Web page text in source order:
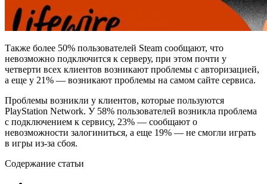
Также более 50% пользователей Steam сообщают, что
невозможно подключится к серверу, при этом почти у
четверти всех клиентов возникают проблемы с авторизацией,
а еще у 21% — возникают проблемы на самом сайте сервиса.
Проблемы возникли у клиентов, которые пользуются
PlayStation Network. У 58% пользователей возникла проблема
с подключением к сервису, 23% — сообщают о
невозможности залогиниться, а еще 19% — не смогли играть
в игры из-за сбоя.
Содержание статьи